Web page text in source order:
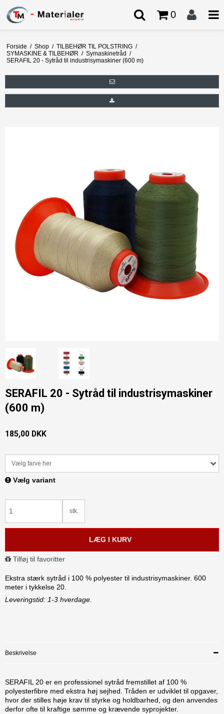
0
Forside / Shop / TILBEHØR TIL POLSTRING /
SYMASKINE & TILBEHØR / Symaskinetråd /
SERAFIL 20 - Sytråd til industrisymaskiner (600 m)
SERAFIL 20 - Sytråd til industrisymaskiner
(600 m)
185,00 DKK
Vælg farve her
Vælg variant
stk.
LÆG I KURV
Tilføj til favoritter
Ekstra stærk sytråd i 100 % polyester til industrisymaskiner. 600
meter i tykkelse 20.
Leveringstid: 1-3 hverdage.
Beskrivelse
SERAFIL 20 er en professionel sytråd fremstillet af 100 %
polyesterfibre med ekstra høj sejhed. Tråden er udviklet til opgaver,
hvor der stilles høje krav til styrke og holdbarhed, og den anvendes
derfor ofte til kraftige sømme og krævende syprojekter.